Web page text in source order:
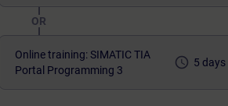
OR
Online training: SIMATIC TIA
Portal Programming 3
access_time 5 days